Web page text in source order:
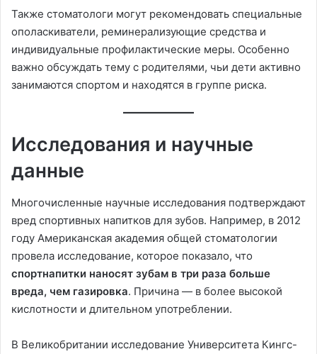
Также стоматологи могут рекомендовать специальные
ополаскиватели, реминерализующие средства и
индивидуальные профилактические меры. Особенно
важно обсуждать тему с родителями, чьи дети активно
занимаются спортом и находятся в группе риска.
Исследования и научные
данные
Многочисленные научные исследования подтверждают
вред спортивных напитков для зубов. Например, в 2012
году Американская академия общей стоматологии
провела исследование, которое показало, что
спортнапитки наносят зубам в три раза больше
вреда, чем газировка. Причина — в более высокой
кислотности и длительном употреблении.
В Великобритании исследование Университета Кингс-